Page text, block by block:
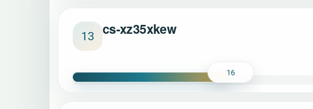
13 cs-xz35xkew
16